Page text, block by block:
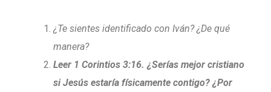
¿Te sientes identificado con Iván? ¿De qué
manera?
Leer 1 Corintios 3:16. ¿Serías mejor cristiano
si Jesús estaría físicamente contigo? ¿Por